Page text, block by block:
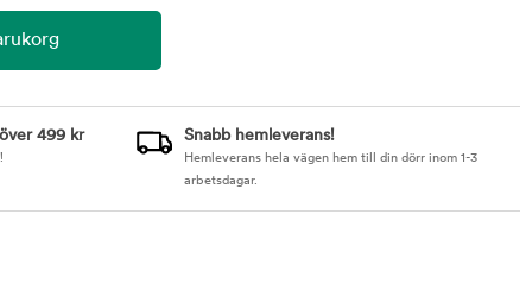
499 kr Snabb hemleverans!
Hemleverans hela vägen hem till din dörr inom 1-3
arbetsdagar.